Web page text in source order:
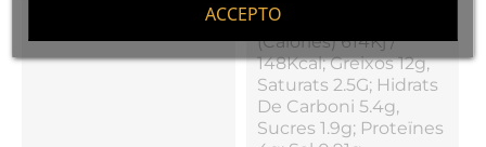
ACCEPTOValor Energètic
(calories) 614Kj /
148Kcal; Greixos 12g,
Saturats 2.5G; Hidrats
De Carboni 5.4g,
Sucres 1.9g; Proteïnes